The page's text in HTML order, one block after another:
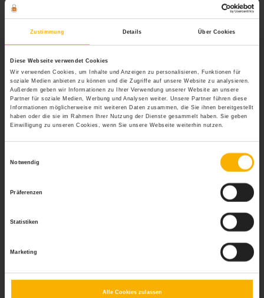
Zustimmung Details Über Cookies
Diese Webseite verwendet Cookies
Wir verwenden Cookies, um Inhalte und Anzeigen zu personalisieren, Funktionen für
soziale Medien anbieten zu können und die Zugriffe auf unsere Website zu analysieren.
Außerdem geben wir Informationen zu Ihrer Verwendung unserer Website an unsere
Partner für soziale Medien, Werbung und Analysen weiter. Unsere Partner führen diese
Informationen möglicherweise mit weiteren Daten zusammen, die Sie ihnen bereitgestellt
haben oder die sie im Rahmen Ihrer Nutzung der Dienste gesammelt haben. Sie geben
Einwilligung zu unseren Cookies, wenn Sie unsere Webseite weiterhin nutzen.
Notwendig
Präferenzen
Statistiken
Marketing
Alle Cookies zulassen
allgemeine Informationsplattform dar. Konkrete Anfragen von
Lesern können nicht beantwortet werden, da es sich dabei um
Rechtsfrage haben sollten, wenden Sie sich bitte an einen
Rechtsanwalt oder an die Rechtsabteilung Ihrer Firma. Vielen
Dank für Ihr Verständnis.
Weitere Relevante Beiträge Zu Diesem
Thema
Burnout – wenn Körper, Geist und Seele
ausgebrannt sind
Der Hund im Büro – nicht nur für den Besitzer eine